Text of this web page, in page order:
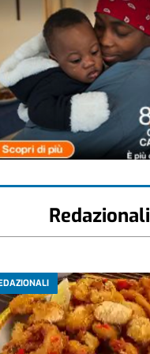
Redazionali